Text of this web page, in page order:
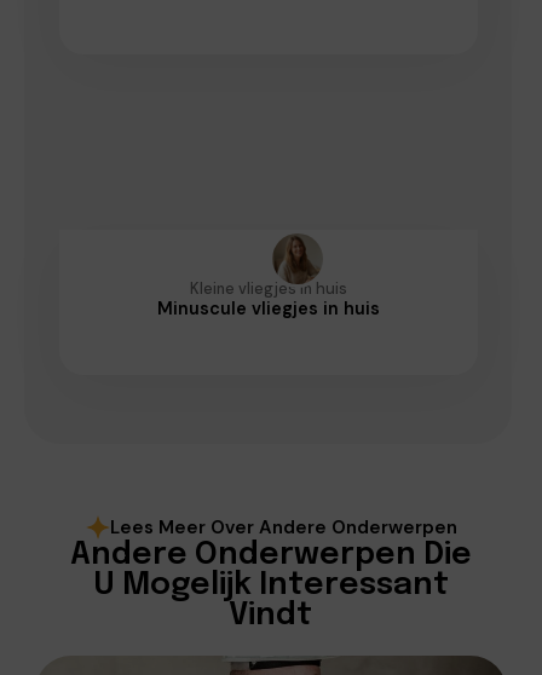
Kleine vliegjes in huis
Minuscule vliegjes in huis
Lees Meer Over Andere Onderwerpen
Andere Onderwerpen Die
U Mogelijk Interessant
Vindt